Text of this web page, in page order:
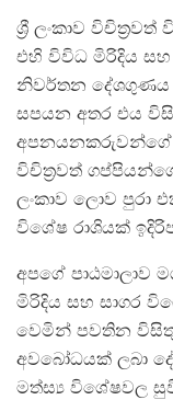
ශ්‍රී ලංකාව
එහි විවිධ මිරිදිය සහ
නිවර්තන දේශගුණය
සපයන අතර එය
අපනයනකරුවන්ගේ
විචිත්‍රවත්
ලංකාව ලොව
විශේෂ රාශියක්
අපගේ පාඨමාලාව
මිරිදිය සහ සාගර
වෙමින් පවතින
අවබෝධයක් ලබා
මත්ස්‍ය විශේෂවල